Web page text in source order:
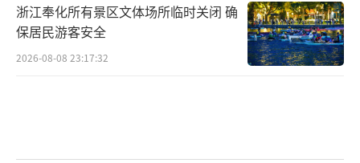
浙江奉化所有景区文体场所临时关闭 确
保居民游客安全
2026-08-08 23:17:32